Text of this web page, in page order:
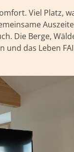
Viel Platz,
Die Berge,
das Leben